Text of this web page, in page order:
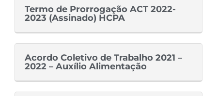
Termo de Prorrogação ACT 2022-
2023 (Assinado) HCPA
Acordo Coletivo de Trabalho 2021 –
2022 – Auxílio Alimentação